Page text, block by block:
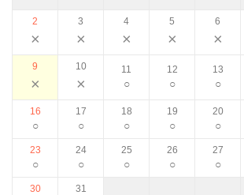
2
×
3
×
4
×
5
×
6
×
9
×
10
×
11
○
12
○
13
○
16
○
17
○
18
○
19
○
20
○
23
○
24
○
25
○
26
○
27
○
30 31